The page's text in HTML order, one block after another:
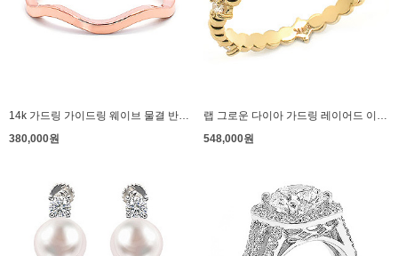
14k 가드링 가이드링 웨이브 물결 반지 파도
380,000원
랩 그로운 다이아 가드링 레이어드 이터너티 반지 볼리움 식스
548,000원